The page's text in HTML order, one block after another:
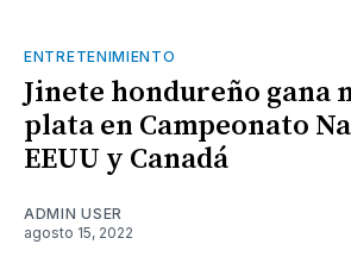
ENTRETENIMIENTO
Jinete hondureño gana
plata en Campeonato
EEUU y Canadá
ADMIN USER
agosto 15, 2022